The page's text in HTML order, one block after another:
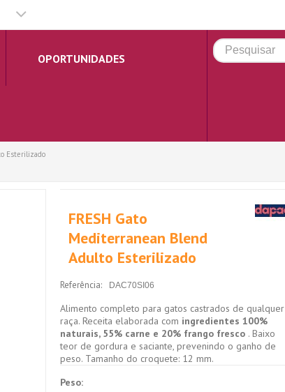
OPORTUNIDADES
Esterilizado
FRESH Gato
Mediterranean Blend
Adulto Esterilizado
Referência: DAC70SI06
Alimento completo para gatos castrados de qualquer
raça. Receita elaborada com ingredientes 100%
naturais, 55% carne e 20% frango fresco . Baixo
teor de gordura e saciante, prevenindo o ganho de
peso. Tamanho do croquete: 12 mm.
Peso: